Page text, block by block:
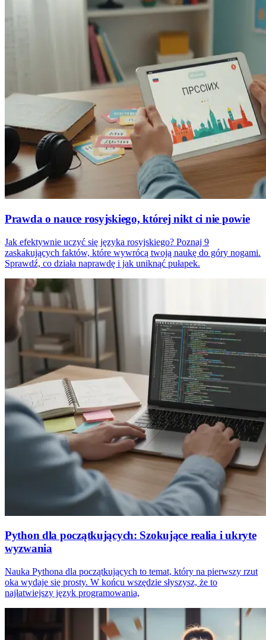
Prawda o nauce rosyjskiego, której nikt ci nie powie
Jak efektywnie uczyć się języka rosyjskiego? Poznaj 9
zaskakujących faktów, które wywrócą twoją naukę do góry nogami.
Sprawdź, co działa naprawdę i jak uniknąć pułapek.
Python dla początkujących: Szokujące realia i ukryte
wyzwania
Nauka Pythona dla początkujących to temat, który na pierwszy rzut
oka wydaje się prosty. W końcu wszędzie słyszysz, że to
najłatwiejszy język programowania,